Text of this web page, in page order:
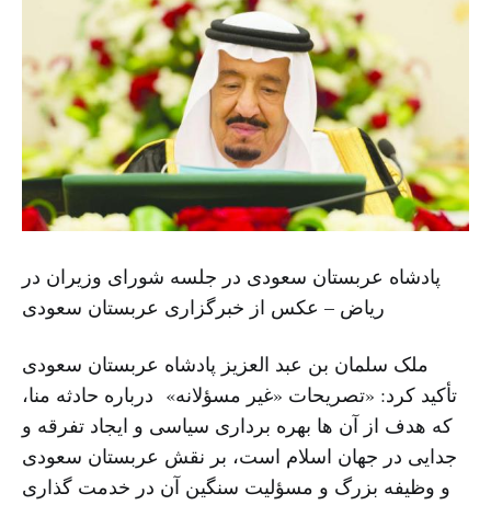
پادشاه عربستان سعودی در جلسه شورای وزیران در
ریاض – عکس از خبرگزاری عربستان سعودی
ملک سلمان بن عبد العزیز پادشاه عربستان سعودی
تأکید کرد: «تصریحات «غیر مسؤلانه» درباره حادثه منا،
که هدف از آن ها بهره برداری سیاسی و ایجاد تفرقه و
جدایی در جهان اسلام است، بر نقش عربستان سعودی
و وظیفه بزرگ و مسؤلیت سنگین آن در خدمت گذاری